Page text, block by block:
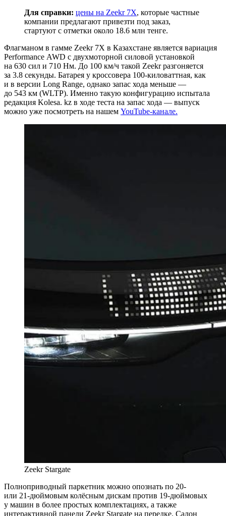
Для справки: цены на Zeekr 7X, которые частные
компании предлагают привезти под заказ,
стартуют с отметки около 18.6 млн тенге.
Флагманом в гамме Zeekr 7X в Казахстане является вариация
Performance AWD с двухмоторной силовой установкой
на 630 сил и 710 Нм. До 100 км/ч такой Zeekr разгоняется
за 3.8 секунды. Батарея у кроссовера 100-киловаттная, как
и в версии Long Range, однако запас хода меньше —
до 543 км (WLTP). Именно такую конфигурацию испытала
редакция Kolesa. kz в ходе теста на запас хода — выпуск
можно уже посмотреть на нашем YouTube-канале.
Zeekr Stargate
Полноприводный паркетник можно опознать по 20-
или 21-дюймовым колёсным дискам против 19-дюймовых
у машин в более простых комплектациях, а также
интерактивной панели Zeekr Stargate на передке. Салон